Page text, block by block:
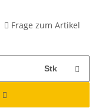
Frage zum Artikel
Stk